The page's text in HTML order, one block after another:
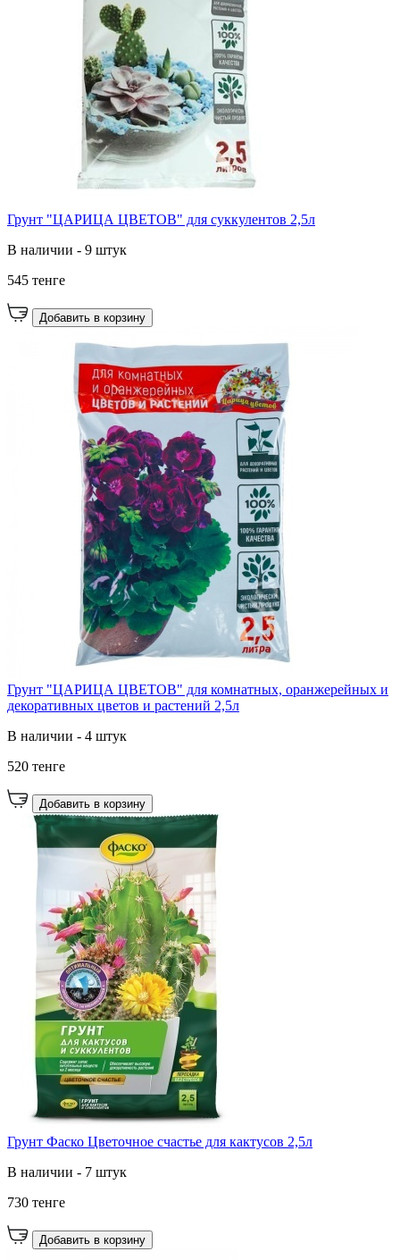
Грунт "ЦАРИЦА ЦВЕТОВ" для суккулентов 2,5л
В наличии - 9 штук
545 тенге
Добавить в корзину
Грунт "ЦАРИЦА ЦВЕТОВ" для комнатных, оранжерейных и
декоративных цветов и растений 2,5л
В наличии - 4 штук
520 тенге
Добавить в корзину
Грунт Фаско Цветочное счастье для кактусов 2,5л
В наличии - 7 штук
730 тенге
Добавить в корзину